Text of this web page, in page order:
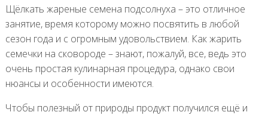
Щёлкать жареные семена подсолнуха – это отличное
занятие, время которому можно посвятить в любой
сезон года и с огромным удовольствием. Как жарить
семечки на сковороде – знают, пожалуй, все, ведь это
очень простая кулинарная процедура, однако свои
нюансы и особенности имеются.
Чтобы полезный от природы продукт получился ещё и